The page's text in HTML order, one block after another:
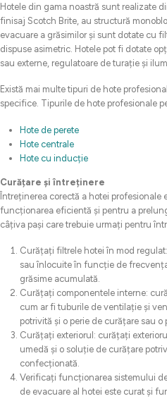
Hotele din gama noastră sunt realizate
finisaj Scotch Brite, au structură
evacuare a grăsimilor și sunt dotate cu
dispuse asimetric. Hotele pot fi dotate
sau externe, regulatoare de turație și
Există mai multe tipuri de hote
specifice. Tipurile de hote profesionale
Hote de perete
Hote centrale
Hote cu inducție
Curățare și întreținere
Întreținerea corectă a hotei profesionale
funcționarea eficientă și pentru a
câțiva pași care trebuie urmați pentru
Curățați filtrele hotei în mod
sau înlocuite în funcție de
grăsime acumulată.
Curățați componentele interne:
cum ar fi tuburile de ventilație și
potrivită și o perie de curățare sau o
Curățați exteriorul: curățați
umedă și o soluție de curățare
confecționată.
Verificați funcționarea sistemului
de evacuare al hotei este curat și